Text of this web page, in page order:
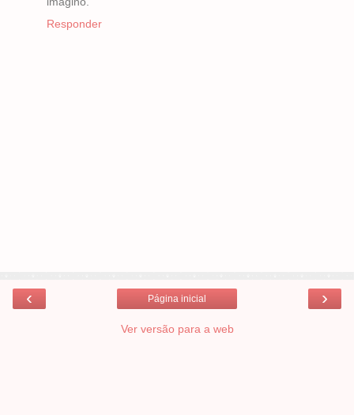
Responder
‹ ›
Página inicial
Ver versão para a web